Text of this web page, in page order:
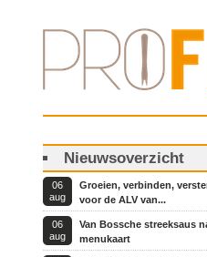
Nieuwsoverzicht
06
aug
Groeien, verbinden,
voor de ALV van...
06
aug
Van Bossche streeksaus
menukaart